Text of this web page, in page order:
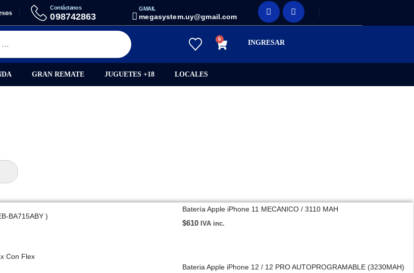
Contáctanos
098742863
GMAIL
megasystem.uy@gmail.com
0 INGRESAR
GRAN REMATE JUGUETES +18 LOCALES
BA715ABY )
Batería Apple iPhone 11 MECANICO / 3110 MAH
$610 IVA inc.
Con Flex
Bateria Apple iPhone 12 / 12 PRO AUTOPROGRAMABLE (3230MAH)